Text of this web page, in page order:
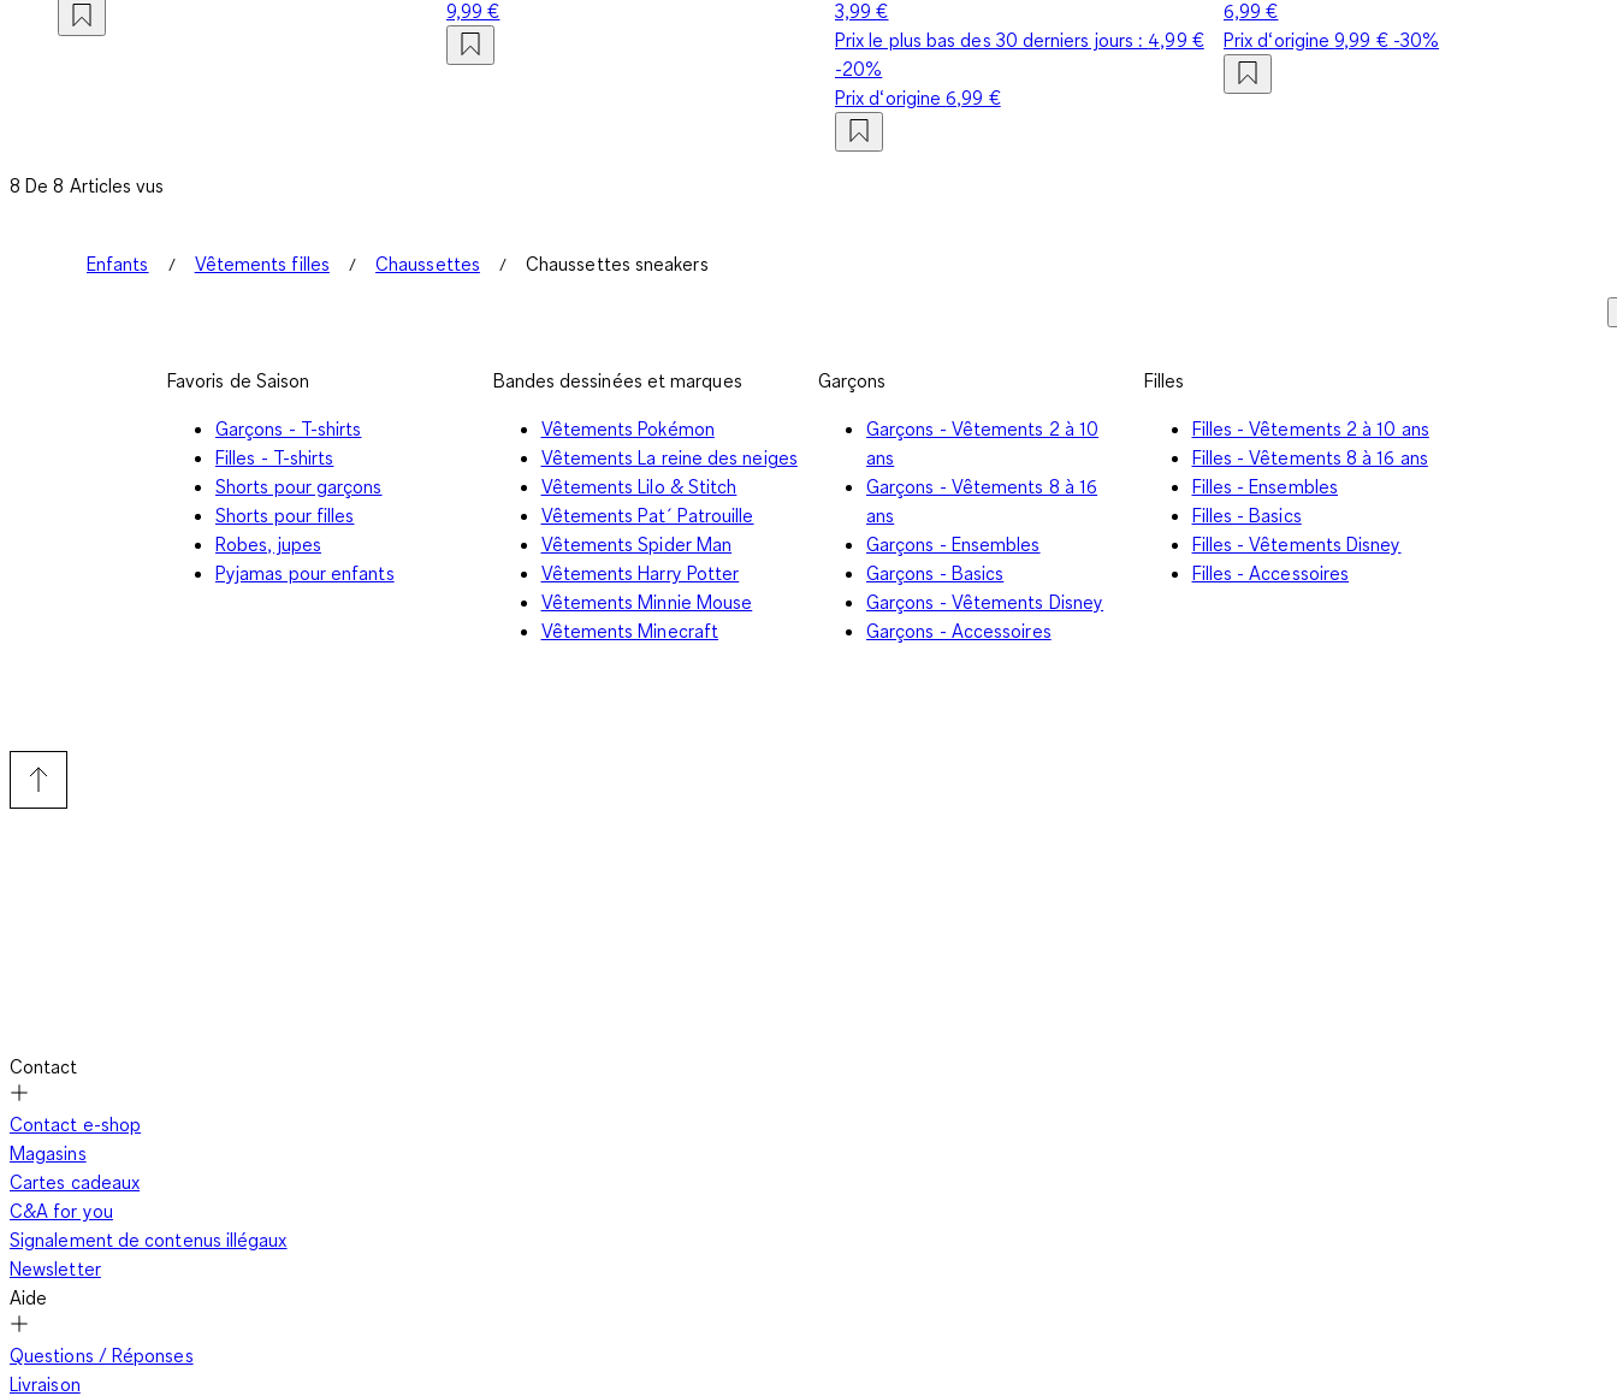
9,99 €
3,99 €
Prix le plus bas des 30 derniers jours : 4,99 €
-20%
Prix d‘origine6,99 €
6,99 €
Prix d‘origine9,99 €-30%
8 De 8 Articles vus
Enfants Vêtements filles Chaussettes Chaussettes sneakers
Favoris de Saison
Garçons - T-shirts
Filles - T-shirts
Shorts pour garçons
Shorts pour filles
Robes, jupes
Pyjamas pour enfants
Bandes dessinées et marques
Vêtements Pokémon
Vêtements La reine des neiges
Vêtements Lilo & Stitch
Vêtements Pat´ Patrouille
Vêtements Spider Man
Vêtements Harry Potter
Vêtements Minnie Mouse
Vêtements Minecraft
Garçons
Garçons - Vêtements 2 à 10
ans
Garçons - Vêtements 8 à 16
ans
Garçons - Ensembles
Garçons - Basics
Garçons - Vêtements Disney
Garçons - Accessoires
Filles
Filles - Vêtements 2 à 10 ans
Filles - Vêtements 8 à 16 ans
Filles - Ensembles
Filles - Basics
Filles - Vêtements Disney
Filles - Accessoires
Contact
Contact e-shop
Magasins
Cartes cadeaux
C&A for you
Signalement de contenus illégaux
Newsletter
Aide
Questions / Réponses
Livraison